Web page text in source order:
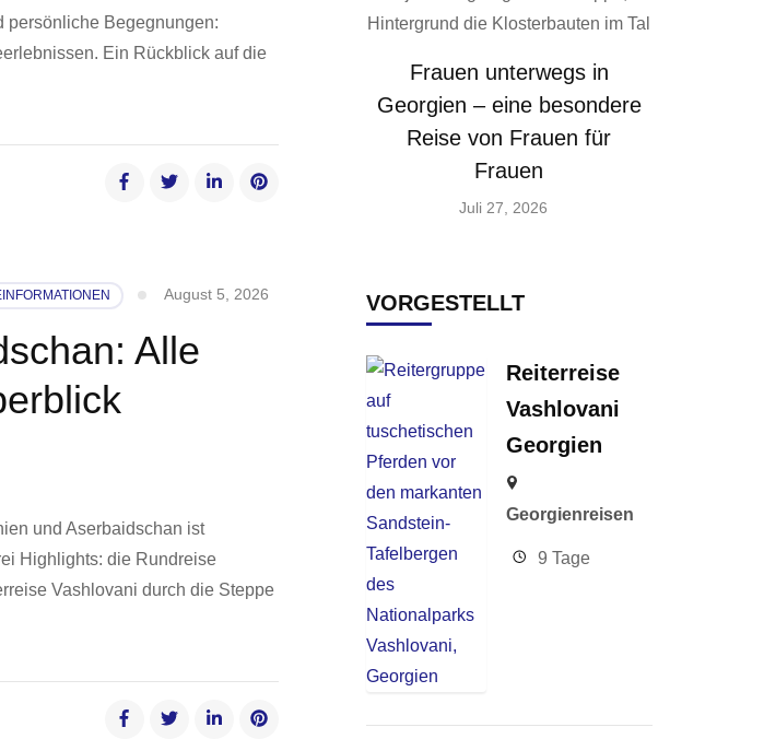
persönliche Begegnungen:
Ein Rückblick auf die
August 5, 2026
Alle
und Aserbaidschan ist
Highlights: die Rundreise
Vashlovani durch die Steppe
Frauen unterwegs in
Georgien – eine besondere
Reise von Frauen für
Frauen
Juli 27, 2026
VORGESTELLT
Reiterreise
Vashlovani
Georgien
Georgienreisen
9 Tage